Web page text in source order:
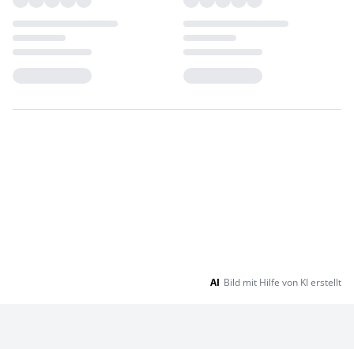
AI Bild mit Hilfe von KI erstellt